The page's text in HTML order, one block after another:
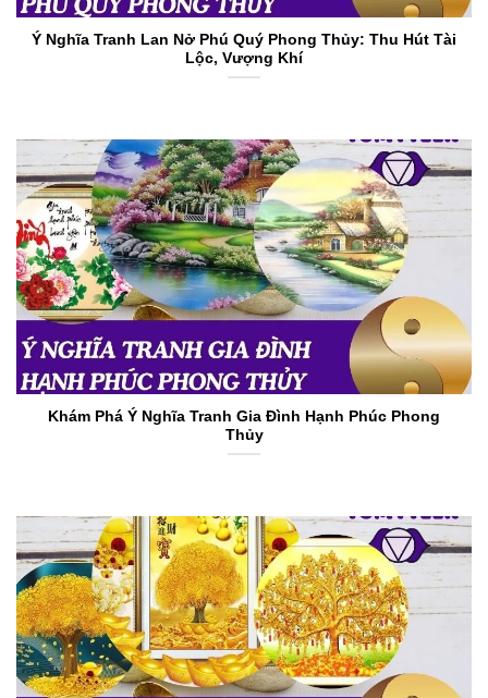
Ý Nghĩa Tranh Lan Nở Phú Quý Phong Thủy: Thu Hút Tài
Lộc, Vượng Khí
Khám Phá Ý Nghĩa Tranh Gia Đình Hạnh Phúc Phong
Thủy